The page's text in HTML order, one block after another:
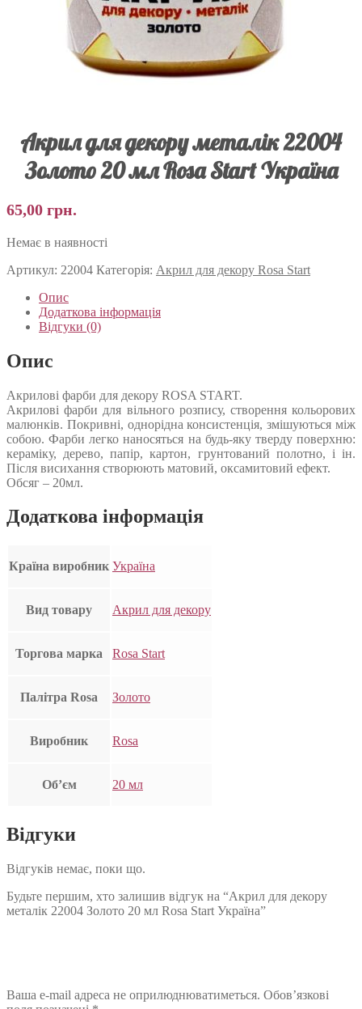
Акрил для декору металік 22004
Золото 20 мл Rosa Start Україна
65,00 грн.
Немає в наявності
Артикул: 22004 Категорія: Акрил для декору Rosa Start
Опис
Додаткова інформація
Відгуки (0)
Опис
Акрилові фарби для декору ROSA START.
Акрилові фарби для вільного розпису, створення кольорових
малюнків. Покривні, однорідна консистенція, змішуються між
собою. Фарби легко наносяться на будь-яку тверду поверхню:
кераміку, дерево, папір, картон, грунтований полотно, і ін.
Після висихання створюють матовий, оксамитовий ефект.
Обсяг – 20мл.
Додаткова інформація
Країна виробник Україна
Вид товару Акрил для декору
Торгова марка Rosa Start
Палітра Rosa Золото
Виробник Rosa
Об’єм 20 мл
Відгуки
Відгуків немає, поки що.
Будьте першим, хто залишив відгук на “Акрил для декору
металік 22004 Золото 20 мл Rosa Start Україна”
Ваша e-mail адреса не оприлюднюватиметься. Обов’язкові